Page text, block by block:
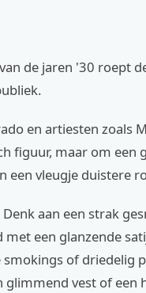
de jaren '30 roept
en artiesten zoals
figuur, maar om een
een vleugje duistere
aan een strak
een glanzende
of driedelig
glimmend vest of een